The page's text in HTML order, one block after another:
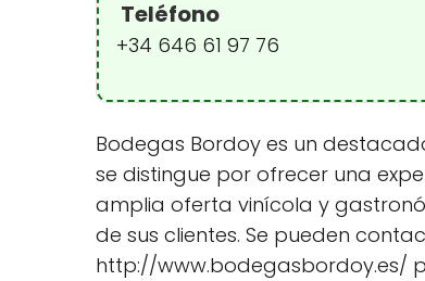
Teléfono
+34 646 61 97 76
Bodegas Bordoy es un
se distingue por ofrecer una
amplia oferta vinícola y
de sus clientes. Se pueden
http://www.bodegasbordoy.es/